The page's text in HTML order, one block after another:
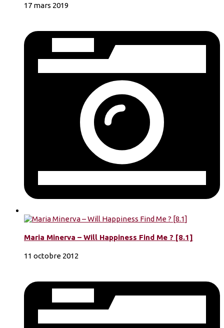
17 mars 2019
Maria Minerva – Will Happiness Find Me ? [8.1]
11 octobre 2012